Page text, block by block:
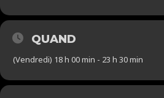
QUAND
(Vendredi) 18 h 00 min - 23 h 30 min